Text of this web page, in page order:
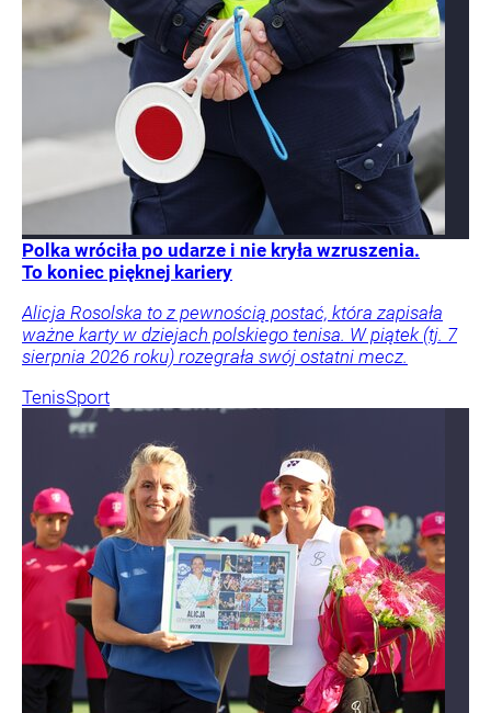
Polka wróciła po udarze i nie kryła wzruszenia.
To koniec pięknej kariery
Alicja Rosolska to z pewnością postać, która zapisała
ważne karty w dziejach polskiego tenisa. W piątek (tj. 7
sierpnia 2026 roku) rozegrała swój ostatni mecz.
TenisSport